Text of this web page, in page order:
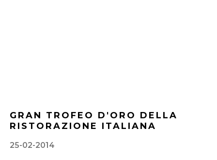
GRAN TROFEO D'ORO DELLA
RISTORAZIONE ITALIANA
25-02-2014